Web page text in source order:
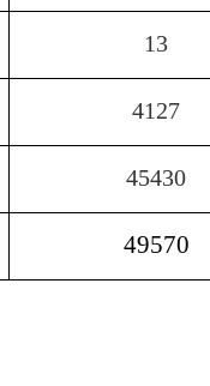
13
4127
45430
49570